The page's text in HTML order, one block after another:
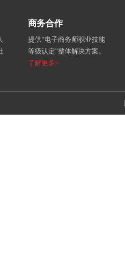
商务合作
提供“电子商务师职业技能
等级认定”整体解决方案。
了解更多>